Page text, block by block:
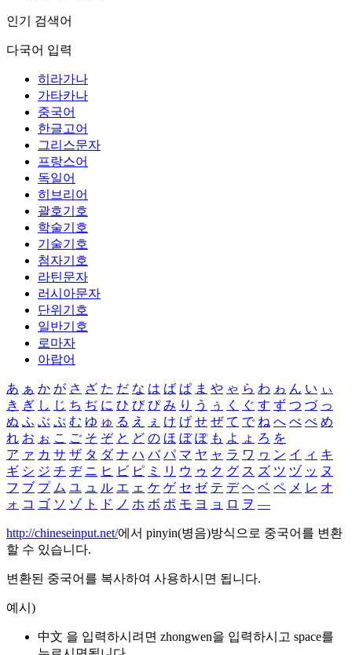
인기 검색어
다국어 입력
히라가나
가타카나
중국어
한글고어
그리스문자
프랑스어
독일어
히브리어
괄호기호
학술기호
기술기호
첨자기호
라틴문자
러시아문자
단위기호
일반기호
로마자
아랍어
あ ぁ か が さ ざ た だ な は ば ぱ ま や ゃ ら わ ゎ ん い ぃ
き ぎ し じ ち ぢ に ひ び ぴ み り う ぅ く ぐ す ず つ づ っ
ぬ ふ ぶ ぷ む ゆ ゅ る え ぇ け げ せ ぜ て で ね へ べ ぺ め
れ お ぉ こ ご そ ぞ と ど の ほ ぼ ぽ も よ ょ ろ を
ア ァ カ サ ザ タ ダ ナ ハ バ パ マ ヤ ャ ラ ワ ヮ ン イ ィ キ
ギ シ ジ チ ヂ ニ ヒ ビ ピ ミ リ ウ ゥ ク グ ス ズ ツ ヅ ッ ヌ
フ ブ プ ム ユ ュ ル エ ェ ケ ゲ セ ゼ テ デ ヘ ベ ペ メ レ オ
ォ コ ゴ ソ ゾ ト ド ノ ホ ボ ポ モ ヨ ョ ロ ヲ ―
http://chineseinput.net/에서 pinyin(병음)방식으로 중국어를 변환
할 수 있습니다.
변환된 중국어를 복사하여 사용하시면 됩니다.
예시)
中文 을 입력하시려면 zhongwen을 입력하시고 space를